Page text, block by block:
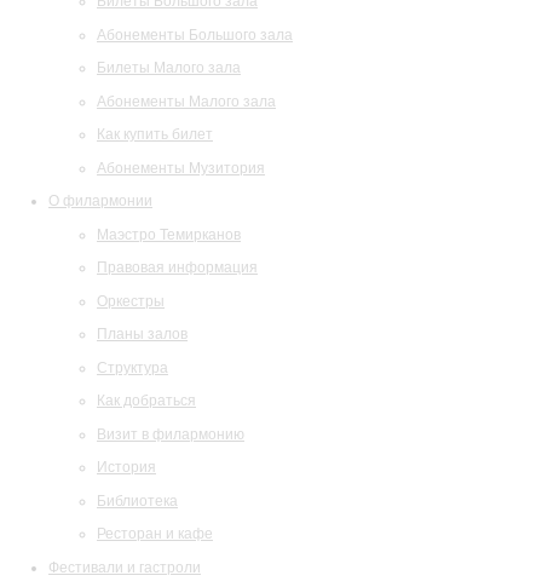
Абонементы Большого зала
Билеты Малого зала
Абонементы Малого зала
Как купить билет
Абонементы Музитория
О филармонии
Маэстро Темирканов
Правовая информация
Оркестры
Планы залов
Структура
Как добраться
Визит в филармонию
История
Библиотека
Ресторан и кафе
Фестивали и гастроли